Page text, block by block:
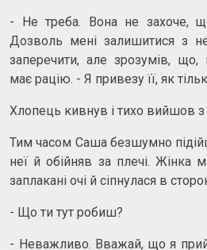
- Не треба. Вона не захоче,
Дозволь мені залишитися з
заперечити, але зрозумів,
має рацію. - Я привезу її, як
Хлопець кивнув і тихо вийшов з
Тим часом Саша безшумно
неї й обійняв за плечі. Жінка
заплакані очі й сіпнулася в
- Що ти тут робиш?
- Неважливо. Вважай, що я